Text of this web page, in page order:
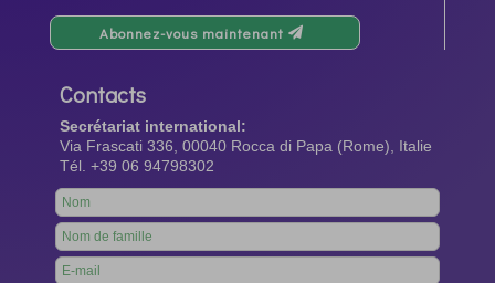
Abonnez-vous maintenant
Contacts
Secrétariat international:
Via Frascati 336, 00040 Rocca di Papa (Rome), Italie
Tél. +39 06 94798302
Leave
this
field
blank